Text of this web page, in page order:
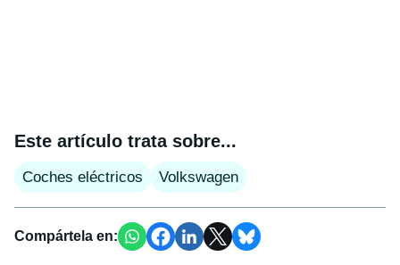
Este artículo trata sobre...
Coches eléctricos Volkswagen
Compártela en: